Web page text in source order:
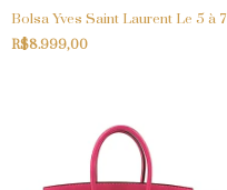
Bolsa Yves Saint Laurent Le 5 à 7
R$8.999,00